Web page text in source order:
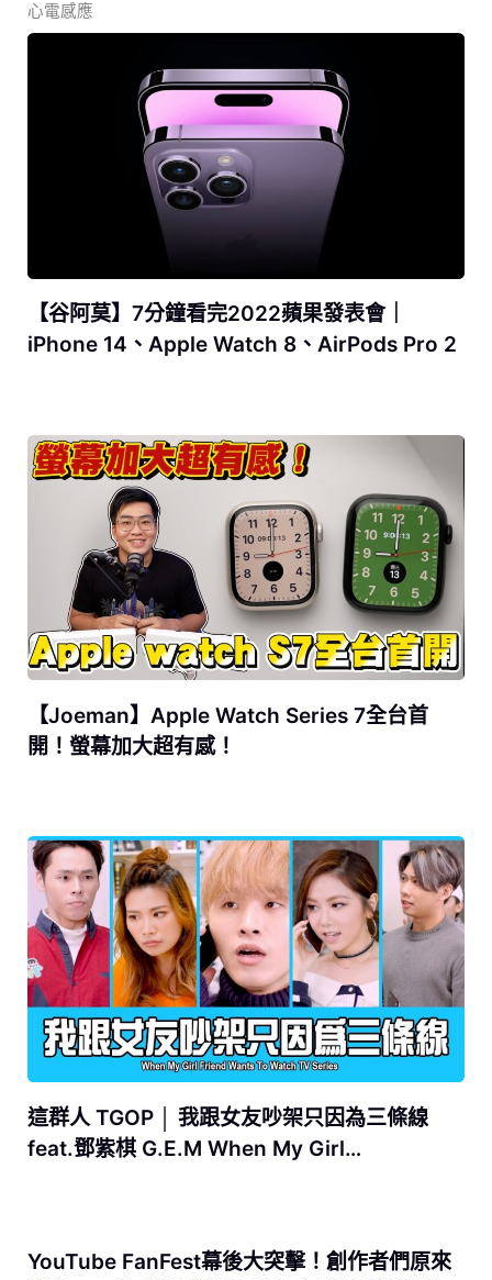
心電感應
【谷阿莫】7分鐘看完2022蘋果發表會｜
iPhone 14、Apple Watch 8、AirPods Pro 2
【Joeman】Apple Watch Series 7全台首
開！螢幕加大超有感！
這群人 TGOP │ 我跟女友吵架只因為三條線
feat.鄧紫棋 G.E.M When My Girl…
YouTube FanFest幕後大突擊！創作者們原來